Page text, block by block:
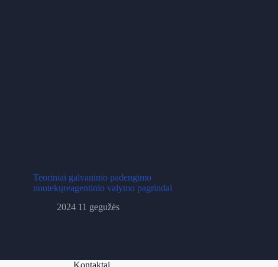
Teoriniai galvaninio padengimo
nuotekųreagentinio valymo pagrindai
2024 11 gegužės